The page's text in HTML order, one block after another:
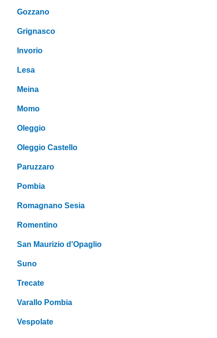
Gozzano
Grignasco
Invorio
Lesa
Meina
Momo
Oleggio
Oleggio Castello
Paruzzaro
Pombia
Romagnano Sesia
Romentino
San Maurizio d'Opaglio
Suno
Trecate
Varallo Pombia
Vespolate